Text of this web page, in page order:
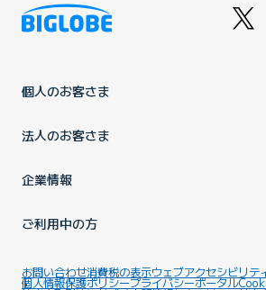
過ぎてしまった
個人のお客さま
法人のお客さま
企業情報
ご利用中の方
お問い合わせ消費税の表示ウェブアクセシビリテ
個人情報保護ポリシープライバシーポータル